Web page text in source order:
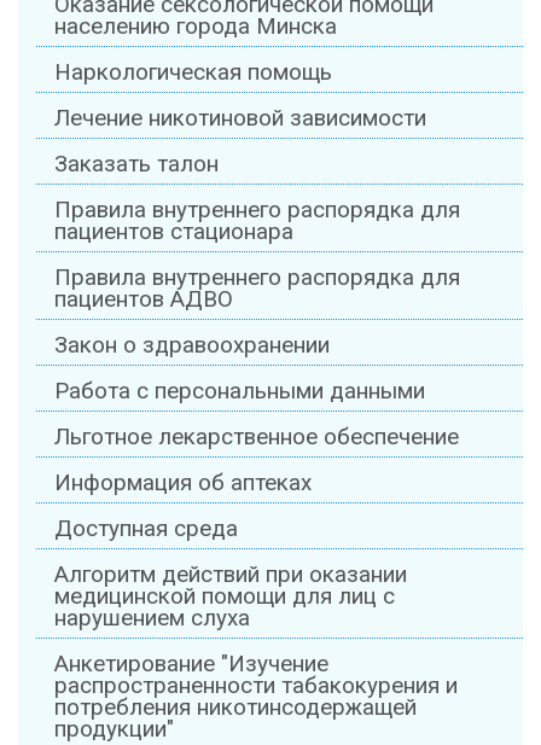
населению города Минска
Наркологическая помощь
Лечение никотиновой зависимости
Заказать талон
Правила внутреннего распорядка для
пациентов стационара
Правила внутреннего распорядка для
пациентов АДВО
Закон о здравоохранении
Работа с персональными данными
Льготное лекарственное обеспечение
Информация об аптеках
Доступная среда
Алгоритм действий при оказании
медицинской помощи для лиц с
нарушением слуха
Анкетирование "Изучение
распространенности табакокурения и
потребления никотинсодержащей
продукции"